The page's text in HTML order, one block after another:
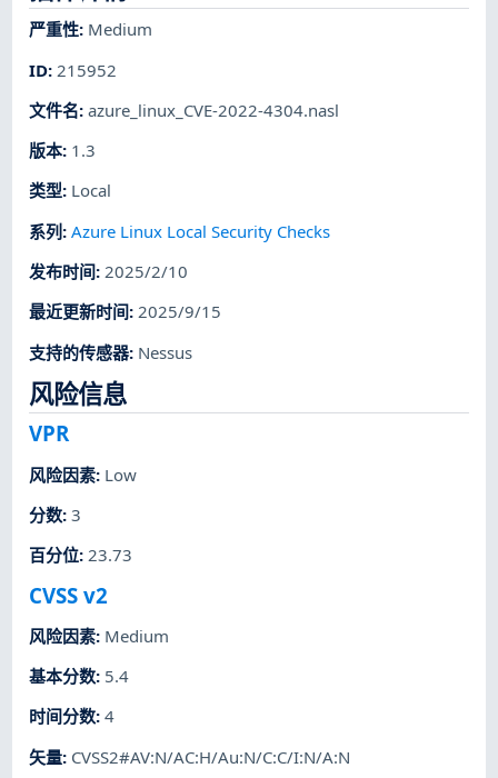
严重性: Medium
ID: 215952
文件名:azure_linux_CVE-2022-4304.nasl
版本: 1.3
类型: Local
系列:Azure Linux Local Security Checks
发布时间:2025/2/10
最近更新时间:2025/9/15
支持的传感器: Nessus
风险信息
VPR
风险因素: Low
分数:3
百分位:23.73
CVSS v2
风险因素: Medium
基本分数: 5.4
时间分数:4
矢量: CVSS2#AV:N/AC:H/Au:N/C:C/I:N/A:N